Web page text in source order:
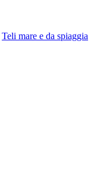
Teli mare e da spiaggia